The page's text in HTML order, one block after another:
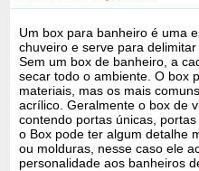
Um box para banheiro é uma
chuveiro e serve para
Sem um box de banheiro, a
secar todo o ambiente. O box
materiais, mas os mais
acrílico. Geralmente o box de
contendo portas únicas,
o Box pode ter algum detalhe
ou molduras, nesse caso ele
personalidade aos banheiros